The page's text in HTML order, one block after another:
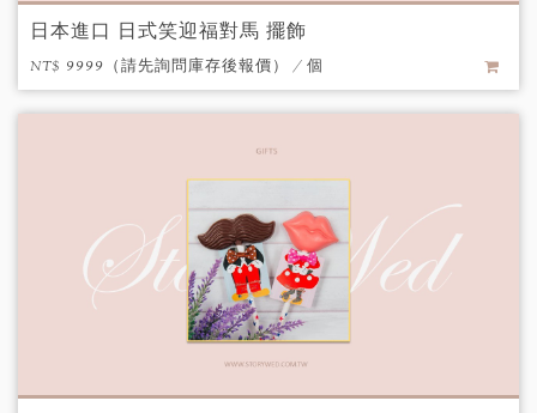
日本進口 日式笑迎福對馬 擺飾
NT$ 9999（請先詢問庫存後報價） / 個